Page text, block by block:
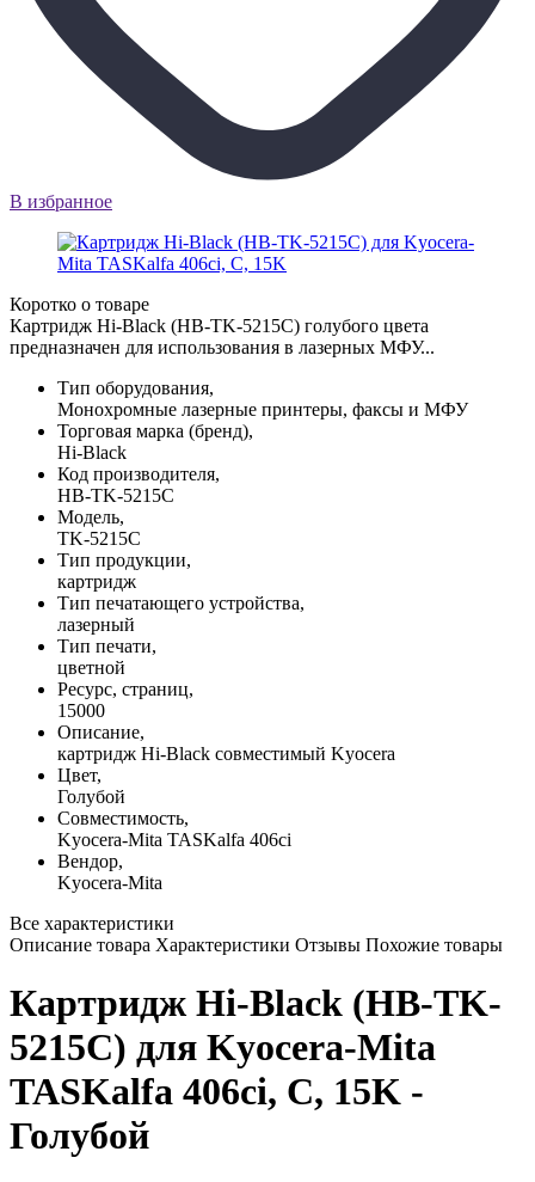
В избранное
Коротко о товаре
Картридж Hi-Black (HB-TK-5215C) голубого цвета
предназначен для использования в лазерных МФУ...
Тип оборудования,
Монохромные лазерные принтеры, факсы и МФУ
Торговая марка (бренд),
Hi-Black
Код производителя,
HB-TK-5215C
Модель,
TK-5215C
Тип продукции,
картридж
Тип печатающего устройства,
лазерный
Тип печати,
цветной
Ресурс, страниц,
15000
Описание,
картридж Hi-Black совместимый Kyocera
Цвет,
Голубой
Совместимость,
Kyocera-Mita TASKalfa 406ci
Вендор,
Kyocera-Mita
Все характеристики
Описание товара Характеристики Отзывы Похожие товары
Картридж Hi-Black (HB-TK-
5215C) для Kyocera-Mita
TASKalfa 406ci, C, 15K -
Голубой